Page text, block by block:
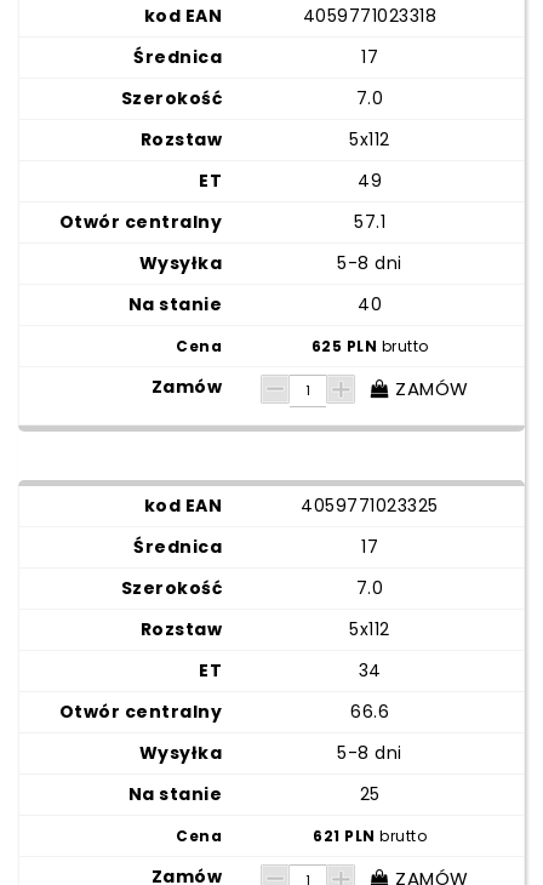
4059771023318
17
7.0
5x112
49
57.1
5-8 dni
40
625 PLN brutto
ZAMÓW
4059771023325
17
7.0
5x112
34
66.6
5-8 dni
25
621 PLNbrutto
ZAMÓW